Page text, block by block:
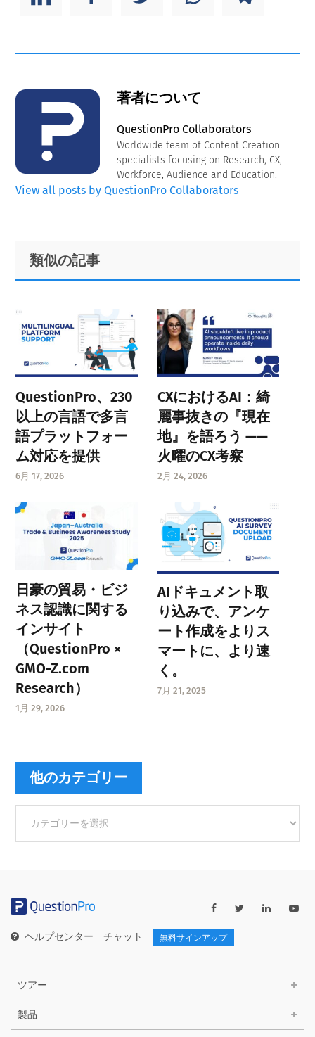
著者について
QuestionPro Collaborators
Worldwide team of Content Creation
specialists focusing on Research, CX,
Workforce, Audience and Education.
View all posts by QuestionPro Collaborators
Primary
Sidebar
Footer
類似の記事
QuestionPro、230
以上の言語で多言
語プラットフォー
ム対応を提供
6月 17, 2026
CXにおけるAI：綺
麗事抜きの『現在
地』を語ろう ——
火曜のCX考察
2月 24, 2026
日豪の貿易・ビジ
ネス認識に関する
インサイト
（QuestionPro ×
GMO-Z.com
Research）
1月 29, 2026
AIドキュメント取
り込みで、アンケ
ート作成をよりス
マートに、より速
く。
7月 21, 2025
他のカテゴリー
カ
ー
ヘルプセンター チャット 無料サインアップ
ツアー
製品